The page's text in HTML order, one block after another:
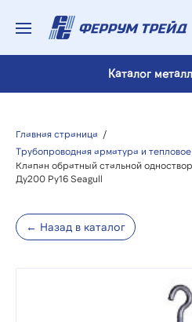
Каталог
Главная страница /
Трубопроводная арматура и
Клапан обратный стальной
Ду200 Ру16 Seagull
← Назад в каталог